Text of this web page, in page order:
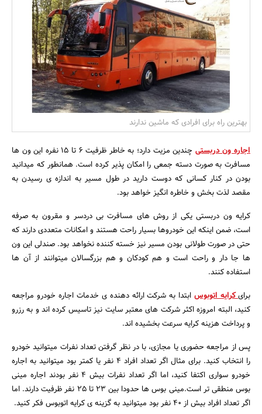
بانک، بیمه و سرمایه
مسکن و ساختمان
جستجو
بهترین راه برای افرادی که ماشین ندارند
اجاره ون دربستی
چندین مزیت دارد؛ به خاطر ظرفیت ۶ تا ۱۵ نفره این ون ها
مسافرت به صورت دسته جمعی را امکان پذیر کرده است. همانطور که میدانید
بودن در کنار کسانی که دوست دارید در طول مسیر به اندازه ی رسیدن به
مقصد لذت بخش و خاطره انگیز خواهد بود.
کرایه ون دربستی یکی از روش های مسافرت بی دردسر و مقرون به صرفه
است، ضمن اینکه این خودروها بسیار راحت هستند و امکانات متعددی دارند که
حتی در صورت طولانی بودن مسیر نیز خسته کننده نخواهد بود. صندلی این ون
ها جا دار و راحت است و هم کودکان و هم بزرگسالان میتوانند از آن ها
استفاده کنند.
برایکرایه اتوبوسابتدا به شرکت ارائه دهنده ی خدمات اجاره خودرو مراجعه
کنید، البته امروزه اکثر شرکت های معتبر سایت نیز تاسیس کرده اند و به رزرو
و پرداخت هزینه کرایه سرعت بخشیده اند.
پس از مراجعه حضوری یا مجازی، با در نظر گرفتن تعداد نفرات میتوانید خودرو
را انتخاب کنید. برای مثال اگر تعداد افراد ۴ نفر یا کمتر بود میتوانید به اجاره
خودرو سواری اکتفا کنید، اما اگر تعداد نفرات بیش ۴ نفر بودند اجاره مینی
بوس منطقی تر است.مینی بوس ها حدودا بین ۲۳ تا ۲۵ نفر ظرفیت دارند. اما
اگر تعداد افراد بیش از ۴۰ نفر بود میتوانید به گزینه ی کرایه اتوبوس فکر کنید.